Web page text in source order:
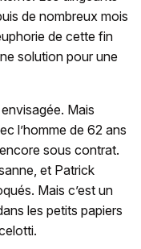
de nombreux mois
de cette fin
solution pour une
Mais
l’homme de 62 ans
sous contrat.
et Patrick
Mais c’est un
les petits papiers